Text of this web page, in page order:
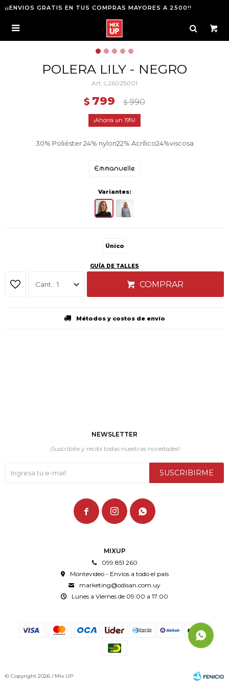
¡¡ENVIOS GRATIS EN TUS COMPRAS MAYORES A 2500!!

POLERA LILY - NEGRO
L26025001
$ 799 $ 990
19
30% Poliéster 24% nylon22% Acrílico24%viscosa
Variantes:
Único
GUÍA DE TALLES
1 COMPRAR
Métodos y costos de envío
MIXUP
099 851 260
Montevideo - Envíos a todo el país
marketing@odisan.com.uy
Lunes a Viernes de 09:00 a 17:00
NEWSLETTER
¡Suscribite y recibí todas nuestras novedades!
SUSCRIBIRME
  
© Copyright 2026 / Mix UP